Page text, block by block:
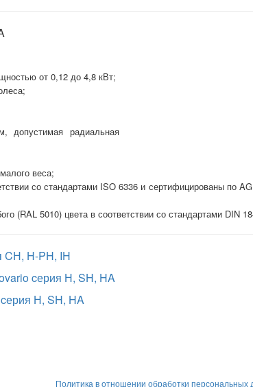
от 0,12 до 4,8 кВт;
допустимая радиальная
веса;
со стандартами ISO 6336 и сертифицированы по
(RAL 5010) цвета в соответствии со стандартами DIN
CН, H-PH, IH
cерия Н, SH, HA
Н, SH, HA
Политика в отношении обработки персональных